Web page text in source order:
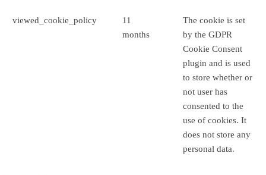
viewed_cookie_policy
11
months
The cookie is set
by the GDPR
Cookie Consent
plugin and is used
to store whether or
not user has
consented to the
use of cookies. It
does not store any
personal data.